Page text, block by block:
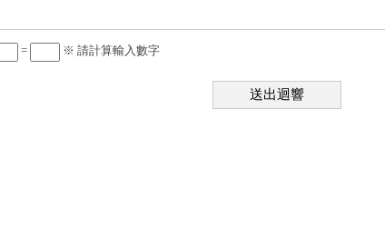
= ※ 請計算輸入數字
送出迴響